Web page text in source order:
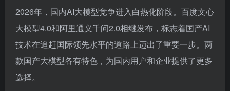
2026年，国内AI大模型竞争进入白热化阶段。百度文心
大模型4.0和阿里通义千问2.0相继发布，标志着国产AI
技术在追赶国际领先水平的道路上迈出了重要一步。两
款国产大模型各有特色，为国内用户和企业提供了更多
选择。